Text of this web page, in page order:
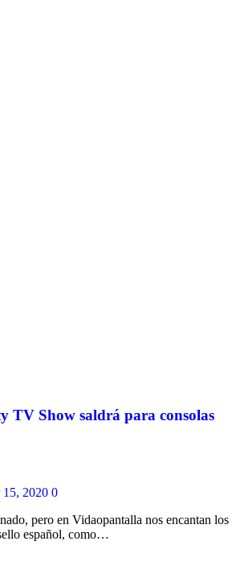
TV Show saldrá para consolas
2020 0
pero en Vidaopantalla nos encantan los
español, como…